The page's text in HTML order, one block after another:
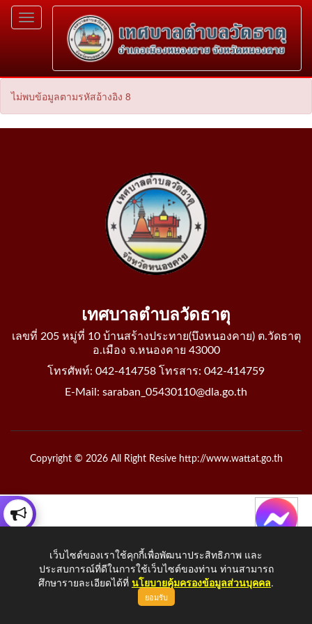
Toggle
navigation
ไม่พบข้อมูลตามรหัสอ้างอิง 8
เทศบาลตำบลวัดธาตุ
เลขที่ 205 หมู่ที่ 10 บ้านสร้างประทาย(บึงหนองคาย) ต.วัดธาตุ
อ.เมือง จ.หนองคาย 43000
โทรศัพท์: 042-414758 โทรสาร: 042-414759
E-Mail: saraban_05430110@dla.go.th
Copyright © 2026 All Right Resive http://www.wattat.go.th
เว็บไซต์ของเราใช้คุกกี้เพื่อพัฒนาประสิทธิภาพ และ
ประสบการณ์ที่ดีในการใช้เว็บไซต์ของท่าน ท่านสามารถ
ศึกษารายละเอียดได้ที่ นโยบายคุ้มครองข้อมูลส่วนบุคคล.
ยอมรับ